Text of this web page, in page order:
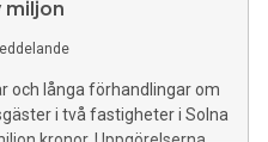
miljon
och långa förhandlingar om
i två fastigheter i Solna